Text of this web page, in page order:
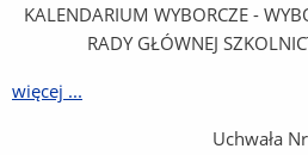
KALENDARIUM WYBORCZE -
RADY GŁÓWNEJ
więcej ...
Uchwała